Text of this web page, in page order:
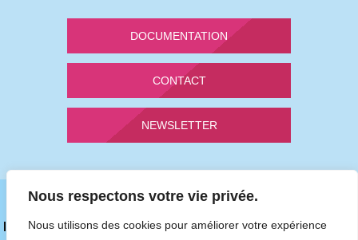
Nous respectons votre vie privée.
Nous utilisons des cookies pour améliorer votre expérience
DOCUMENTATION
CONTACT
NEWSLETTER
Mentions légales du site Sap Services
Politique de confidentialité et protection des données personnelles